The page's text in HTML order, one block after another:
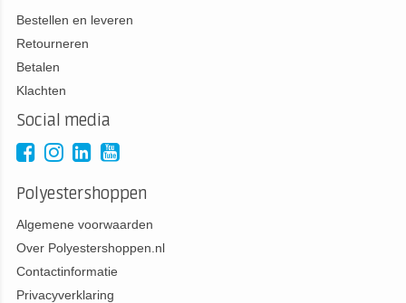
Bestellen en leveren
Retourneren
Betalen
Klachten
Social media
Polyestershoppen
Algemene voorwaarden
Over Polyestershoppen.nl
Contactinformatie
Privacyverklaring